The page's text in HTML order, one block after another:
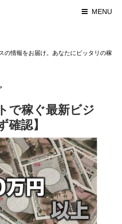
MENU
の情報をお届け。あなたにピッタリの稼
で稼ぐ最新ビジ
確認】